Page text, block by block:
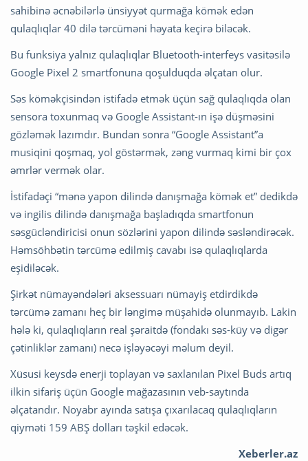
sahibinə əcnəbilərlə ünsiyyət qurmağa kömək edən
qulaqlıqlar 40 dilə tərcüməni həyata keçirə biləcək.
Bu funksiya yalnız qulaqlıqlar Bluetooth-interfeys vasitəsilə
Google Pixel 2 smartfonuna qoşulduqda əlçatan olur.
Səs köməkçisindən istifadə etmək üçün sağ qulaqlıqda olan
sensora toxunmaq və Google Assistant-ın işə düşməsini
gözləmək lazımdır. Bundan sonra “Google Assistant”a
musiqini qoşmaq, yol göstərmək, zəng vurmaq kimi bir çox
əmrlər vermək olar.
İstifadəçi “mənə yapon dilində danışmağa kömək et” dedikdə
və ingilis dilində danışmağa başladıqda smartfonun
səsgücləndiricisi onun sözlərini yapon dilində səsləndirəcək.
Həmsöhbətin tərcümə edilmiş cavabı isə qulaqlıqlarda
eşidiləcək.
Şirkət nümayəndələri aksessuarı nümayiş etdirdikdə
tərcümə zamanı heç bir ləngimə müşahidə olunmayıb. Lakin
hələ ki, qulaqlıqların real şəraitdə (fondakı səs-küy və digər
çətinliklər zamanı) necə işləyəcəyi məlum deyil.
Xüsusi keysdə enerji toplayan və saxlanılan Pixel Buds artıq
ilkin sifariş üçün Google mağazasının veb-saytında
əlçatandır. Noyabr ayında satışa çıxarılacaq qulaqlıqların
qiyməti 159 ABŞ dolları təşkil edəcək.
Xeberler.az